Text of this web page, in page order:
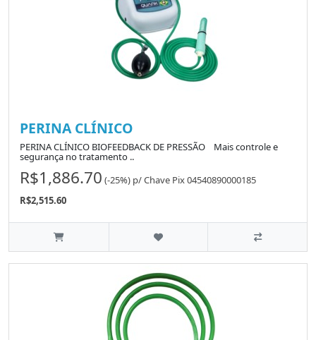
PERINA CLÍNICO
PERINA CLÍNICO BIOFEEDBACK DE PRESSÃO Mais controle e
segurança no tratamento ..
R$1,886.70 (-25%) p/Chave Pix 04540890000185
R$2,515.60